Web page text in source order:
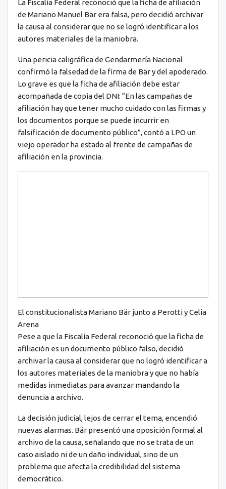
La Fiscalía Federal reconoció que la ficha de afiliación
de Mariano Manuel Bär era falsa, pero decidió archivar
la causa al considerar que no se logró identificar a los
autores materiales de la maniobra.
Una pericia caligráfica de Gendarmería Nacional
confirmó la falsedad de la firma de Bär y del apoderado.
Lo grave es que la ficha de afiliación debe estar
acompañada de copia del DNI: “En las campañas de
afiliación hay que tener mucho cuidado con las firmas y
los documentos porque se puede incurrir en
falsificación de documento público”, contó a LPO un
viejo operador ha estado al frente de campañas de
afiliación en la provincia.
El constitucionalista Mariano Bär junto a Perotti y Celia
Arena
Pese a que la Fiscalía Federal reconoció que la ficha de
afiliación es un documento público falso, decidió
archivar la causa al considerar que no logró identificar a
los autores materiales de la maniobra y que no había
medidas inmediatas para avanzar mandando la
denuncia a archivo.
La decisión judicial, lejos de cerrar el tema, encendió
nuevas alarmas. Bär presentó una oposición formal al
archivo de la causa, señalando que no se trata de un
caso aislado ni de un daño individual, sino de un
problema que afecta la credibilidad del sistema
democrático.